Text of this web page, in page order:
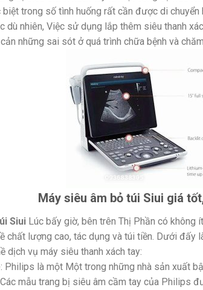
trong số tình huống rất cần được di
dù nhiên, Việc sử dụng lắp thêm siêu thanh
những sai sót ở quá trình chữa bệnh và
Máy siêu âm bỏ túi Siui giá
Siui Lúc bấy giờ, bên trên Thị Phần có
chất lượng cao, tác dụng và túi tiền. Dưới đấy
dịch vụ máy siêu thanh xách tay:
Philips là một Một trong những nhà sản xuất
mẫu trang bị siêu âm cầm tay của Philips